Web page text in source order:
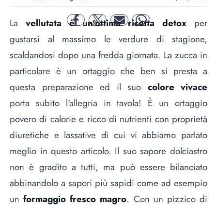
facebooktwitter mail whatsapp
La vellutata è un'ottima ricetta detox per
gustarsi al massimo le verdure di stagione,
scaldandosi dopo una fredda giornata. La zucca in
particolare è un ortaggio che ben si presta a
questa preparazione ed il suo colore vivace
porta subito l'allegria in tavola! È un ortaggio
povero di calorie e ricco di nutrienti con proprietà
diuretiche e lassative di cui vi abbiamo parlato
meglio in questo articolo. Il suo sapore dolciastro
non è gradito a tutti, ma può essere bilanciato
abbinandolo a sapori più sapidi come ad esempio
un formaggio fresco magro. Con un pizzico di